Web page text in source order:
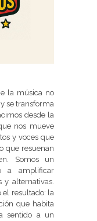
la música no
se transforma
desde la
nos mueve
y voces que
que resuenan
Somos un
a amplificar
y alternativas.
el resultado: la
que habita
sentido a un